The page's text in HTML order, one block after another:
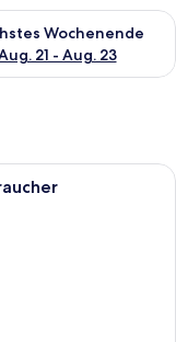
Aug. 14
Wochenende
21 - Aug. 23
die Verfügbarkeit
mit zwei Betten,